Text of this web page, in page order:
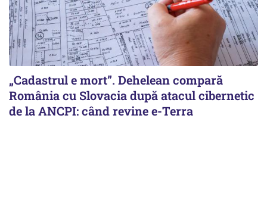
„Cadastrul e mort”. Dehelean compară
România cu Slovacia după atacul cibernetic
de la ANCPI: când revine e-Terra